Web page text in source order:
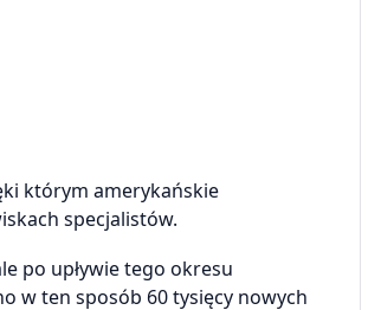
którym amerykańskie
specjalistów.
po upływie tego okresu
w ten sposób 60 tysięcy nowych